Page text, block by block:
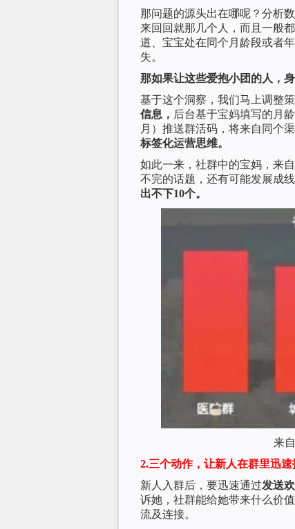
那问题的源头出在哪呢？分析
来回回就那几个人，而且一般
道、宝宝处在同个月龄段或者
失。
那如果让这些爱抱小团的人，
基于这个洞察，我们马上调整策
信息， 后台基于宝妈填写的月
月）推送群活码，将来自同个
标签化运营思维。
如此一来，社群中的宝妈，来
不完的话题，还有可能发展成
出不下10个。
来
2.三个动作，让新人在群里迅
新人入群后，要迅速通过发送
诉她，社群能给她带来什么价
流及连接。